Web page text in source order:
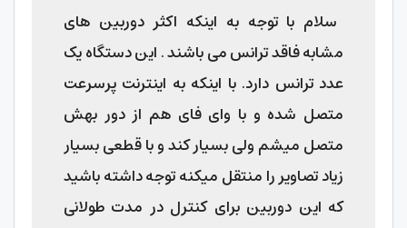
سلام با توجه به اینکه اکثر دوربین های
مشابه فاقد ترانس می باشند . این دستگاه یک
عدد ترانس دارد. با اینکه به اینترنت پرسرعت
متصل شده و با وای فای هم از دور بهش
متصل میشم ولی بسیار کند و با قطعی بسیار
زیاد تصاویر را منتقل میکنه توجه داشته باشید
که این دوربین برای کنترل در مدت طولانی